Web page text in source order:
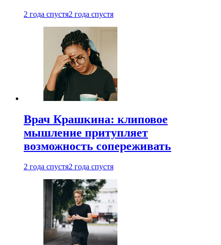
2 года спустя2 года спустя
Врач Крашкина: клиповое
мышление притупляет
возможность сопереживать
2 года спустя2 года спустя